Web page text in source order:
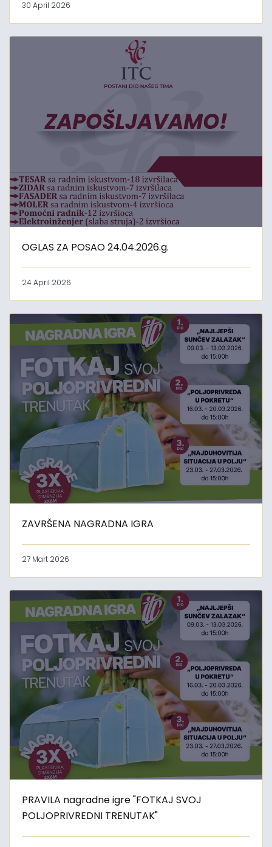
30 April 2026
OGLAS ZA POSAO 24.04.2026.g.
24 April 2026
ZAVRŠENA NAGRADNA IGRA
27 Mart 2026
PRAVILA nagradne igre "FOTKAJ SVOJ
POLJOPRIVREDNI TRENUTAK"